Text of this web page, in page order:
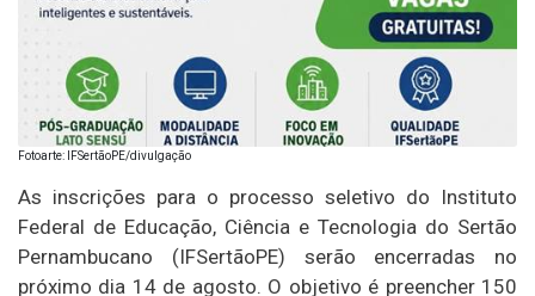
Fotoarte: IFSertãoPE/divulgação
As inscrições para o processo seletivo do Instituto
Federal de Educação, Ciência e Tecnologia do Sertão
Pernambucano (IFSertãoPE) serão encerradas no
próximo dia 14 de agosto. O objetivo é preencher 150